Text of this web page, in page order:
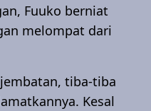
Fuuko berniat
melompat dari
tiba-tiba
Kesal